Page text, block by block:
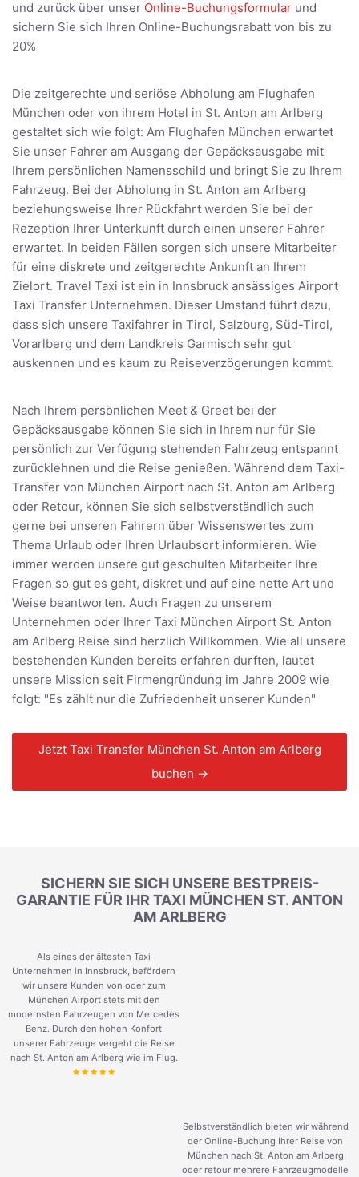
und zurück über unser Online-Buchungsformular und
sichern Sie sich Ihren Online-Buchungsrabatt von bis zu
20%
Die zeitgerechte und seriöse Abholung am Flughafen
München oder von ihrem Hotel in St. Anton am Arlberg
gestaltet sich wie folgt: Am Flughafen München erwartet
Sie unser Fahrer am Ausgang der Gepäcksausgabe mit
Ihrem persönlichen Namensschild und bringt Sie zu Ihrem
Fahrzeug. Bei der Abholung in St. Anton am Arlberg
beziehungsweise Ihrer Rückfahrt werden Sie bei der
Rezeption Ihrer Unterkunft durch einen unserer Fahrer
erwartet. In beiden Fällen sorgen sich unsere Mitarbeiter
für eine diskrete und zeitgerechte Ankunft an Ihrem
Zielort. Travel Taxi ist ein in Innsbruck ansässiges Airport
Taxi Transfer Unternehmen. Dieser Umstand führt dazu,
dass sich unsere Taxifahrer in Tirol, Salzburg, Süd-Tirol,
Vorarlberg und dem Landkreis Garmisch sehr gut
auskennen und es kaum zu Reiseverzögerungen kommt.
Nach Ihrem persönlichen Meet & Greet bei der
Gepäcksausgabe können Sie sich in Ihrem nur für Sie
persönlich zur Verfügung stehenden Fahrzeug entspannt
zurücklehnen und die Reise genießen. Während dem Taxi-
Transfer von München Airport nach St. Anton am Arlberg
oder Retour, können Sie sich selbstverständlich auch
gerne bei unseren Fahrern über Wissenswertes zum
Thema Urlaub oder Ihren Urlaubsort informieren. Wie
immer werden unsere gut geschulten Mitarbeiter Ihre
Fragen so gut es geht, diskret und auf eine nette Art und
Weise beantworten. Auch Fragen zu unserem
Unternehmen oder Ihrer Taxi München Airport St. Anton
am Arlberg Reise sind herzlich Willkommen. Wie all unsere
bestehenden Kunden bereits erfahren durften, lautet
unsere Mission seit Firmengründung im Jahre 2009 wie
folgt: "Es zählt nur die Zufriedenheit unserer Kunden"
Jetzt Taxi Transfer München St. Anton am Arlberg
buchen →
SICHERN SIE SICH UNSERE BESTPREIS-
GARANTIE FÜR IHR TAXI MÜNCHEN ST. ANTON
AM ARLBERG
Als eines der ältesten Taxi
Unternehmen in Innsbruck, befördern
wir unsere Kunden von oder zum
München Airport stets mit den
modernsten Fahrzeugen von Mercedes
Benz. Durch den hohen Konfort
unserer Fahrzeuge vergeht die Reise
nach St. Anton am Arlberg wie im Flug.
Selbstverständlich bieten wir während
der Online-Buchung Ihrer Reise von
München nach St. Anton am Arlberg
oder retour mehrere Fahrzeugmodelle